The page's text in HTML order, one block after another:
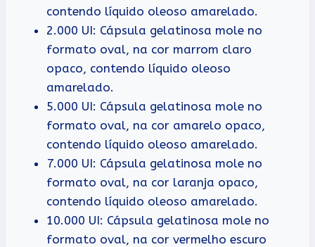
contendo líquido oleoso amarelado.
2.000 UI: Cápsula gelatinosa mole no
formato oval, na cor marrom claro
opaco, contendo líquido oleoso
amarelado.
5.000 UI: Cápsula gelatinosa mole no
formato oval, na cor amarelo opaco,
contendo líquido oleoso amarelado.
7.000 UI: Cápsula gelatinosa mole no
formato oval, na cor laranja opaco,
contendo líquido oleoso amarelado.
10.000 UI: Cápsula gelatinosa mole no
formato oval, na cor vermelho escuro